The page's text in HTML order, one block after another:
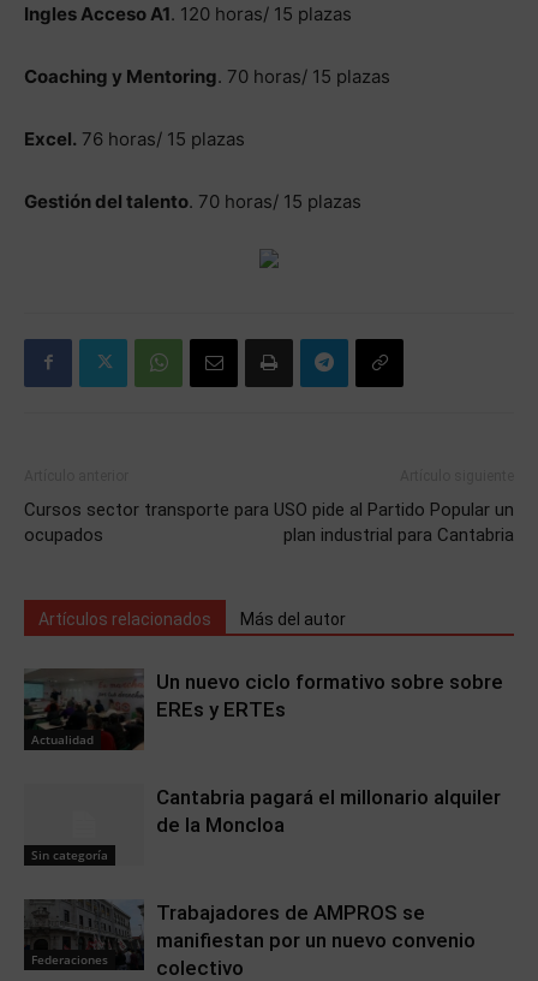
Ingles Acceso A1. 120 horas/ 15 plazas
Coaching y Mentoring. 70 horas/ 15 plazas
Excel. 76 horas/ 15 plazas
Gestión del talento. 70 horas/ 15 plazas
Cursos sector transporte para
ocupados
USO pide al Partido Popular un
plan industrial para Cantabria
Artículos relacionados Más del autor
Actualidad
Un nuevo ciclo formativo sobre sobre
EREs y ERTEs
Sin categoría
Cantabria pagará el millonario alquiler
de la Moncloa
Federaciones
Trabajadores de AMPROS se
manifiestan por un nuevo convenio
colectivo